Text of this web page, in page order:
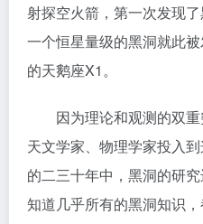
射探空火箭，第一次发现
一个恒星量级的黑洞就此
的天鹅座X1。
因为理论和观测的双重
天文学家、物理学家投入
的二三十年中，黑洞的研
知道几乎所有的黑洞知识